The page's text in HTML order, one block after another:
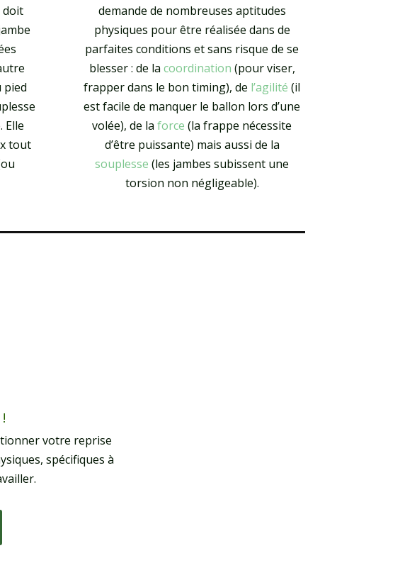
doit
pied
Elle
tout
demande de nombreuses aptitudes
physiques pour être réalisée dans de
parfaites conditions et sans risque de se
blesser : de la coordination (pour viser,
frapper dans le bon timing), de l’agilité (il
est facile de manquer le ballon lors d’une
volée), de laforce (la frappe nécessite
d’être puissante) mais aussi de la
souplesse (les jambes subissent une
torsion non négligeable).
votre reprise
spécifiques à